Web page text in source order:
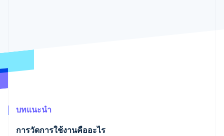
Radar
Atlas
การขจัดคาร์บอน
บทแนะนำ
การวัดการใช้งานคืออะไร